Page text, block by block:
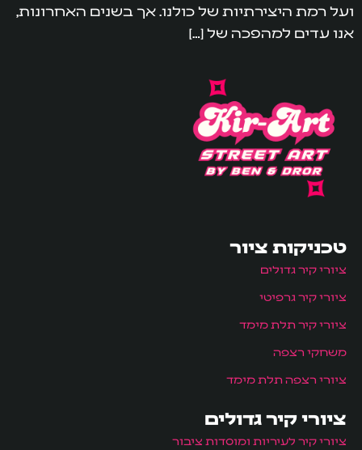
ועל רמת היצירתיות של כולנו. אך בשנים האחרונות,
אנו עדים למהפכה של […]
טכניקות ציור
ציורי קיר גדולים
ציורי קיר גרפיטי
ציורי קיר תלת מימד
משחקי רצפה
ציורי רצפה תלת מימד
ציורי קיר גדולים
ציורי קיר לעיריות ומוסדות ציבור